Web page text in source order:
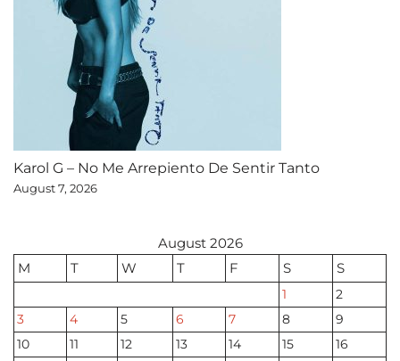
Karol G – No Me Arrepiento De Sentir Tanto
August 7, 2026
August 2026
M
T W T F S S
1
2
3
4 5 6 7 8
9
10
11 12 13 14 15
16